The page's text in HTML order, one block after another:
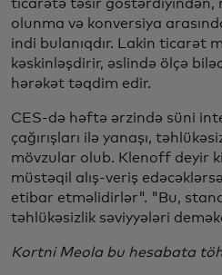
ticarətə təsir göstərdiyindən,
olunma və konversiya
indi bulanıqdır. Lakin ticarət
kəskinləşdirir, əslində ölçə
hərəkət təqdim edir.
CES-də həftə ərzində süni
çağırışları ilə yanaşı,
mövzular olub. Klenoff deyir
müstəqil alış-veriş
etibar etməlidirlər". "Bu,
təhlükəsizlik səviyyələri
Kortni Meola bu hesabata